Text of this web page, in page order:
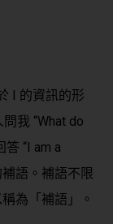
I 的資訊的形
我 “What do
答 “I am a
語。補語不限
為「補語」。